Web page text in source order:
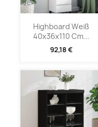
Highboard Weiß
40x36x110 Cm...
92,18 €